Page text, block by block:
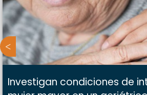
Investigan condiciones de